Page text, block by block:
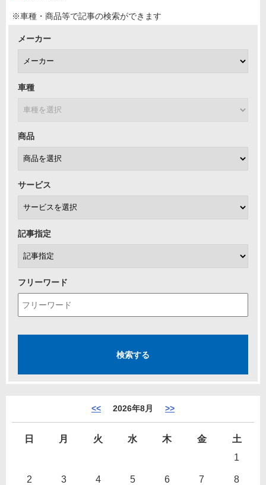
※車種・商品等で記事の検索ができます
メーカー
車種
商品
サービス
記事指定
フリーワード
<< 2026年8月 >>
日 月 火 水 木 金
土
1
2 3 4 5 6 7 8